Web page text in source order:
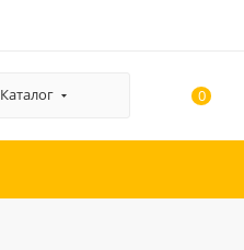
Каталог 0